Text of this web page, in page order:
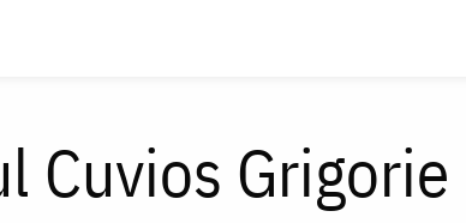
Cuvios